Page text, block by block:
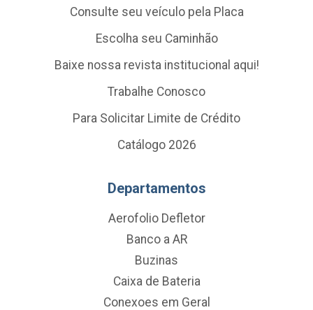
Consulte seu veículo pela Placa
Escolha seu Caminhão
Baixe nossa revista institucional aqui!
Trabalhe Conosco
Para Solicitar Limite de Crédito
Catálogo 2026
Departamentos
Aerofolio Defletor
Banco a AR
Buzinas
Caixa de Bateria
Conexoes em Geral